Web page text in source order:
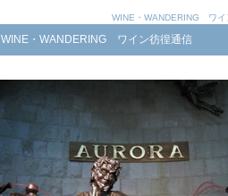
WINE・WANDERING ワイ
WINE・WANDERING ワイン彷徨通信